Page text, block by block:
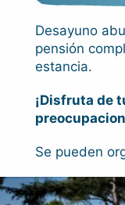
Desayuno
pensión
estancia.
¡Disfruta de
Se pueden